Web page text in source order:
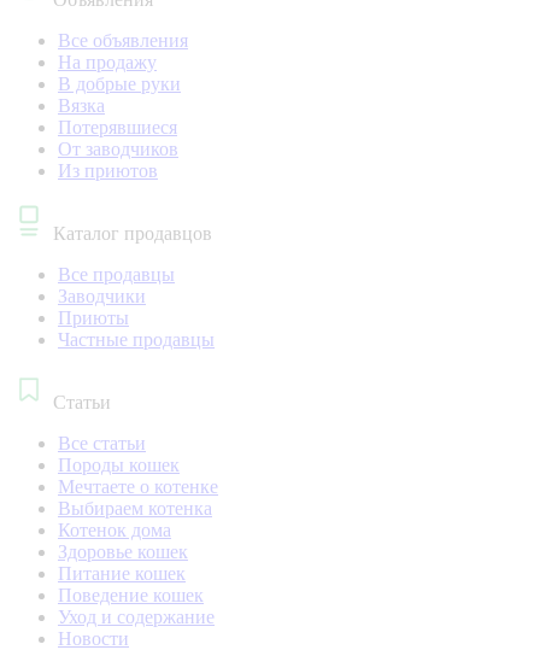
Все объявления
На продажу
В добрые руки
Вязка
Потерявшиеся
От заводчиков
Из приютов
Каталог продавцов
Все продавцы
Заводчики
Приюты
Частные продавцы
Статьи
Все статьи
Породы кошек
Мечтаете о котенке
Выбираем котенка
Котенок дома
Здоровье кошек
Питание кошек
Поведение кошек
Уход и содержание
Новости